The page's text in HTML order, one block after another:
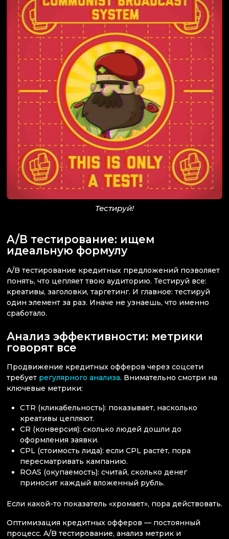
Тестируй!
A/B тестирование: ищем
идеальную формулу
A/B тестирование кредитных предложений позволяет
понять, что цепляет твою аудиторию. Тестируй все:
креативы, заголовки, таргетинг. И главное: тестируй
один элемент за раз. Иначе не узнаешь, что именно
сработало.
Анализ эффективности: метрики
говорят все
Продвижение кредитных офферов через соцсети
требует регулярного анализа. Внимательно смотри на
ключевые метрики:
CTR (кликабельность): показывает, насколько
креативы цепляют.
CR (конверсия): сколько людей дошли до
оформления заявки.
CPL (стоимость лида): если CPL растёт, пора
пересматривать кампанию.
ROAS (окупаемость): считай, сколько денег
приносит каждый вложенный рубль.
Если какой-то показатель «хромает», пора действовать.
Оптимизация кредитных офферов — постоянный
процесс. A/B тестирование, анализ метрик и